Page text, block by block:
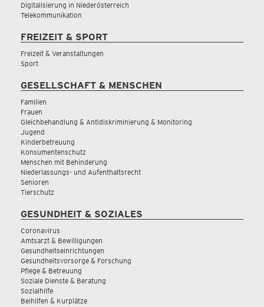
Digitalisierung in Niederösterreich
Telekommunikation
FREIZEIT & SPORT
Freizeit & Veranstaltungen
Sport
GESELLSCHAFT & MENSCHEN
Familien
Frauen
Gleichbehandlung & Antidiskriminierung & Monitoring
Jugend
Kinderbetreuung
Konsumentenschutz
Menschen mit Behinderung
Niederlassungs- und Aufenthaltsrecht
Senioren
Tierschutz
GESUNDHEIT & SOZIALES
Coronavirus
Amtsarzt & Bewilligungen
Gesundheitseinrichtungen
Gesundheitsvorsorge & Forschung
Pflege & Betreuung
Soziale Dienste & Beratung
Sozialhilfe
Beihilfen & Kurplätze